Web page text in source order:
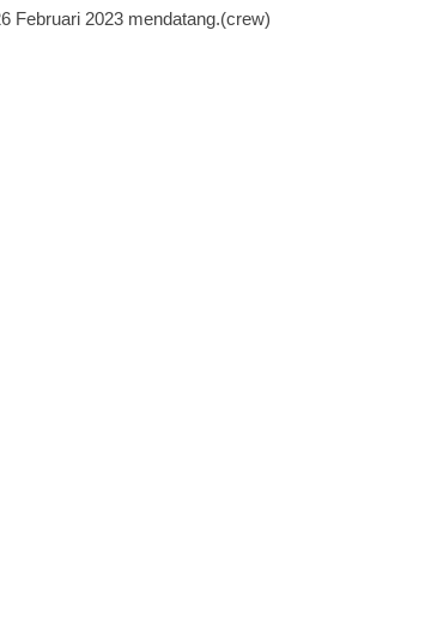
Februari 2023 mendatang.(crew)